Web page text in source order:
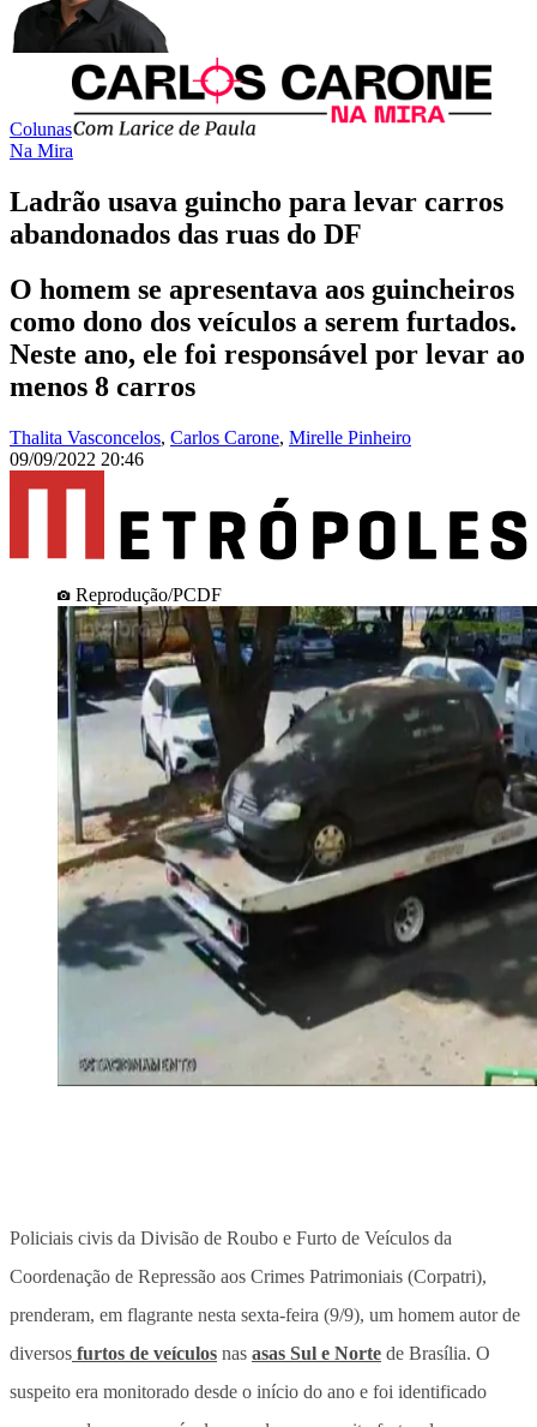
Colunas
Na Mira
Ladrão usava guincho para levar carros
abandonados das ruas do DF
O homem se apresentava aos guincheiros
como dono dos veículos a serem furtados.
Neste ano, ele foi responsável por levar ao
menos 8 carros
Thalita Vasconcelos, Carlos Carone, Mirelle Pinheiro
09/09/2022 20:46
Reprodução/PCDF
Policiais civis da Divisão de Roubo e Furto de Veículos da
Coordenação de Repressão aos Crimes Patrimoniais (Corpatri),
prenderam, em flagrante nesta sexta-feira (9/9), um homem autor de
diversos furtos de veículos nas asas Sul e Norte de Brasília. O
suspeito era monitorado desde o início do ano e foi identificado